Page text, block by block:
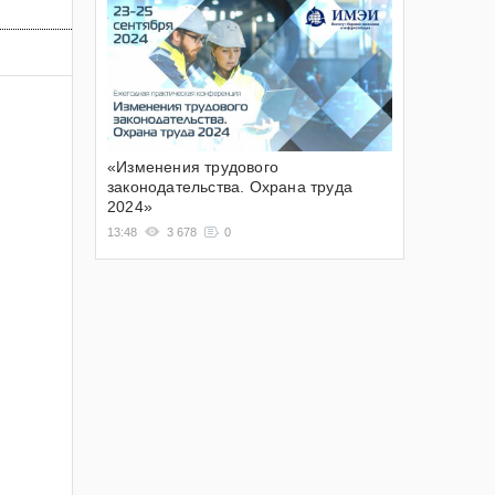
«Изменения трудового
законодательства. Охрана труда
2024»
13:48 3 678 0